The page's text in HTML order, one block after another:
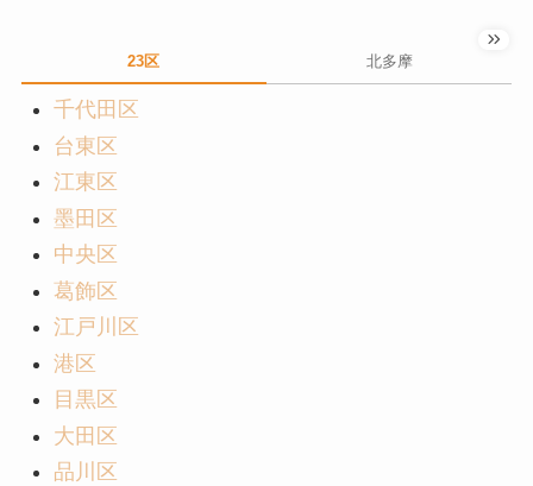
23区 北多摩
千代田区
台東区
江東区
墨田区
中央区
葛飾区
江戸川区
港区
目黒区
大田区
品川区